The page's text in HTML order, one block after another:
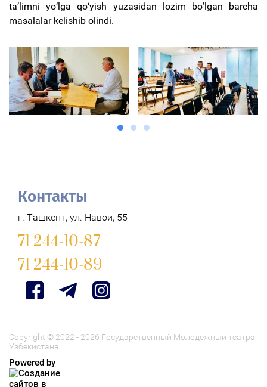
ta’limni yо‘lga qо‘yish yuzasidan lozim bo’lgan barcha
masalalar kelishib olindi.
Контакты
г. Ташкент, ул. Навои, 55
71 244-10-87
71 244-10-89
Copyright © 2022 - 2026 Государственный Молодежный театра
Узбекистана
Powered by